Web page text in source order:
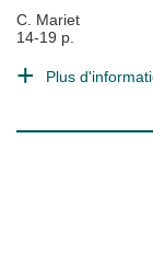
C. Mariet
14-19 p.
Plus